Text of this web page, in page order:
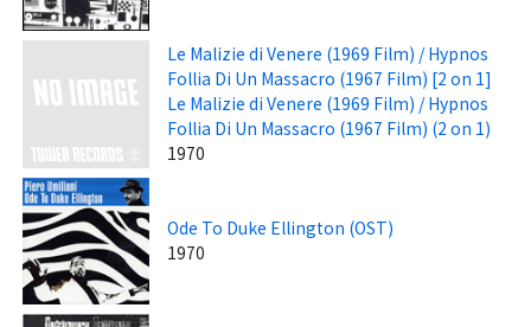
Le Malizie di Venere (1969 Film) / Hypnos
Follia Di Un Massacro (1967 Film) [2 on 1]
Le Malizie di Venere (1969 Film) / Hypnos
Follia Di Un Massacro (1967 Film) (2 on 1)
1970
Ode To Duke Ellington (OST)
1970